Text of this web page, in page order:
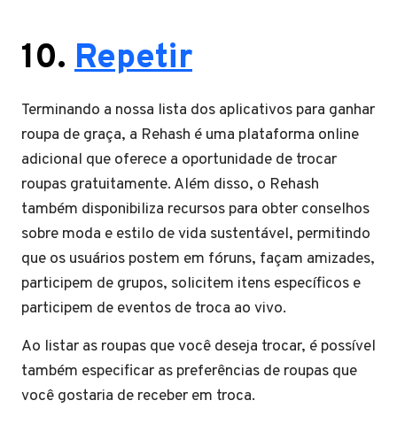
10. Repetir
Terminando a nossa lista dos aplicativos para ganhar
roupa de graça, a Rehash é uma plataforma online
adicional que oferece a oportunidade de trocar
roupas gratuitamente. Além disso, o Rehash
também disponibiliza recursos para obter conselhos
sobre moda e estilo de vida sustentável, permitindo
que os usuários postem em fóruns, façam amizades,
participem de grupos, solicitem itens específicos e
participem de eventos de troca ao vivo.
Ao listar as roupas que você deseja trocar, é possível
também especificar as preferências de roupas que
você gostaria de receber em troca.